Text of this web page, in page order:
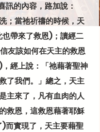
訊的內容，路加說：
；當祂祈禱的時候，天
帶來了救恩)；讀經二
友該如何在天主的救恩
經上說：「祂藉著聖神
了我們。」總之，天主
主來了，凡有血肉的人
救恩，這救恩藉著耶穌
而實現了，天主要藉聖